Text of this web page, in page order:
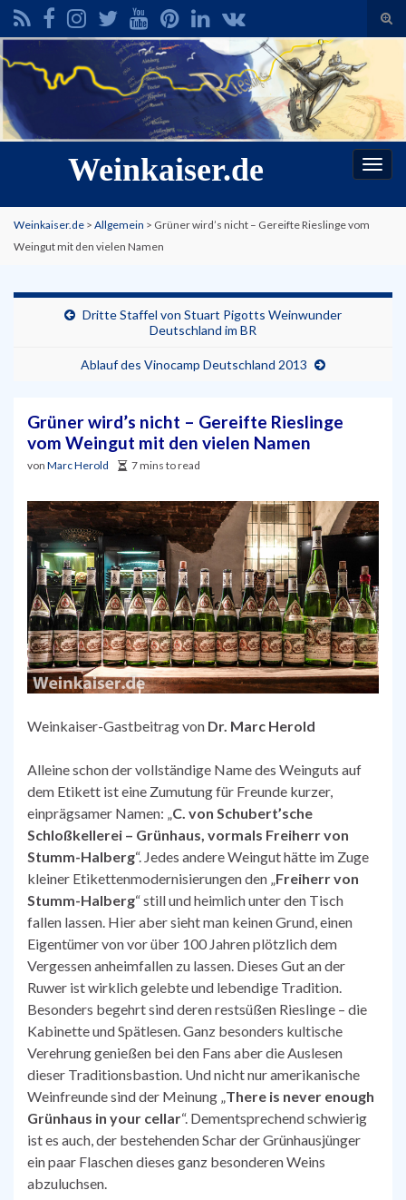
Search for:
Weinkaiser.de
Weinkaiser.de > Allgemein > Grüner wird’s nicht – Gereifte Rieslinge vom
Weingut mit den vielen Namen
Dritte Staffel von Stuart Pigotts Weinwunder
Deutschland im BR
Ablauf des Vinocamp Deutschland 2013
Grüner wird’s nicht – Gereifte Rieslinge
vom Weingut mit den vielen Namen
von Marc Herold 7 mins to read
Weinkaiser-Gastbeitrag von Dr. Marc Herold
Alleine schon der vollständige Name des Weinguts auf
dem Etikett ist eine Zumutung für Freunde kurzer,
einprägsamer Namen: „C. von Schubert’sche
Schloßkellerei – Grünhaus, vormals Freiherr von
Stumm-Halberg“. Jedes andere Weingut hätte im Zuge
kleiner Etikettenmodernisierungen den „Freiherr von
Stumm-Halberg“ still und heimlich unter den Tisch
fallen lassen. Hier aber sieht man keinen Grund, einen
Eigentümer von vor über 100 Jahren plötzlich dem
Vergessen anheimfallen zu lassen. Dieses Gut an der
Ruwer ist wirklich gelebte und lebendige Tradition.
Besonders begehrt sind deren restsüßen Rieslinge – die
Kabinette und Spätlesen. Ganz besonders kultische
Verehrung genießen bei den Fans aber die Auslesen
dieser Traditionsbastion. Und nicht nur amerikanische
Weinfreunde sind der Meinung „There is never enough
Grünhaus in your cellar“. Dementsprechend schwierig
ist es auch, der bestehenden Schar der Grünhausjünger
ein paar Flaschen dieses ganz besonderen Weins
abzuluchsen.